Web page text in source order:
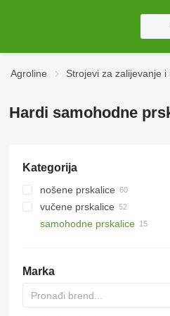
Agroline Strojevi za zaliјеvanje
Hardi samohodne
Kategorija
nošene prskalice
vučene prskalice
samohodne prskalice
Marka